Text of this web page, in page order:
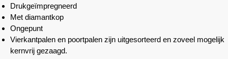
Drukgeïmpregneerd
Met diamantkop
Ongepunt
Vierkantpalen en poortpalen zijn uitgesorteerd en zoveel mogelijk
kernvrij gezaagd.